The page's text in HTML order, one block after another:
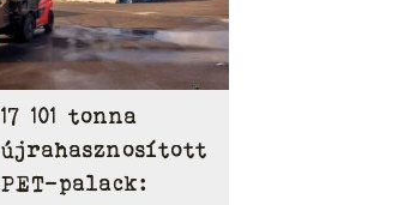
17 101 tonna
újrahasznosított
PET-palack: